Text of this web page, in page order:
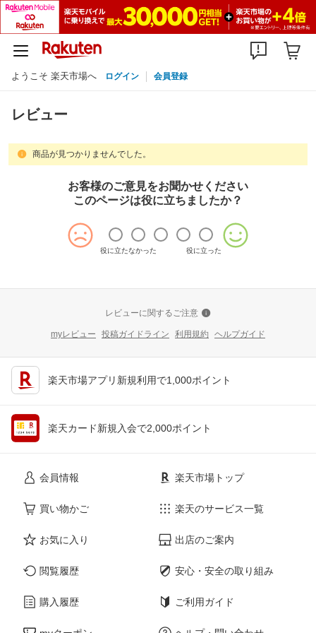
ようこそ 楽天市場へ ログイン 会員登録
レビュー
商品が見つかりませんでした。
お客様のご意見をお聞かせください
このページは役に立ちましたか？
役に立たなかった 役に立った
レビューに関するご注意
myレビュー 投稿ガイドライン 利用規約 ヘルプガイド
楽天市場アプリ新規利用で1,000ポイント
楽天カード新規入会で2,000ポイント
会員情報
買い物かご
お気に入り
閲覧履歴
購入履歴
楽天市場トップ
楽天のサービス一覧
出店のご案内
安心・安全の取り組み
ご利用ガイド